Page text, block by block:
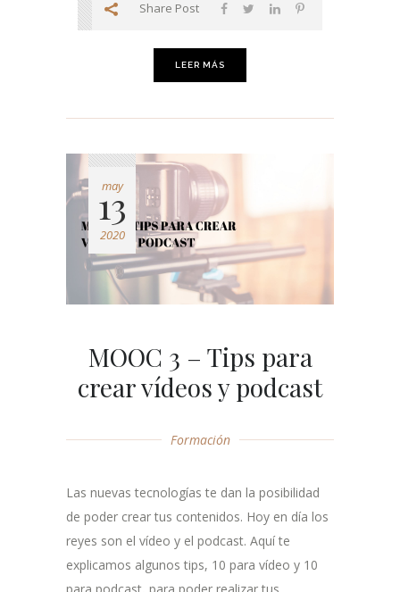
Share Post
LEER MÁS
may
13
2020
MOOC 3 – Tips para
crear vídeos y podcast
Formación
Las nuevas tecnologías te dan la posibilidad
de poder crear tus contenidos. Hoy en día los
reyes son el vídeo y el podcast. Aquí te
explicamos algunos tips, 10 para vídeo y 10
para podcast, para poder realizar tus